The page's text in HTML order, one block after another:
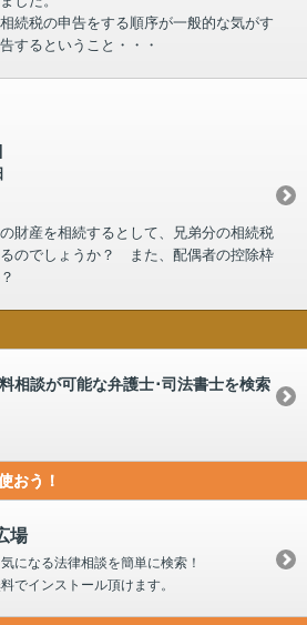
続税の申告をする順序が一般的な気がす
するということ・・・
財産を相続するとして、兄弟分の相続税
のでしょうか？ また、配偶者の控除枠
相談が可能な弁護士･司法書士を検索
おう！
場
になる法律相談を簡単に検索！
でインストール頂けます。